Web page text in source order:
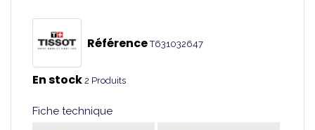
Référence T631032647
En stock 2 Produits
Fiche technique